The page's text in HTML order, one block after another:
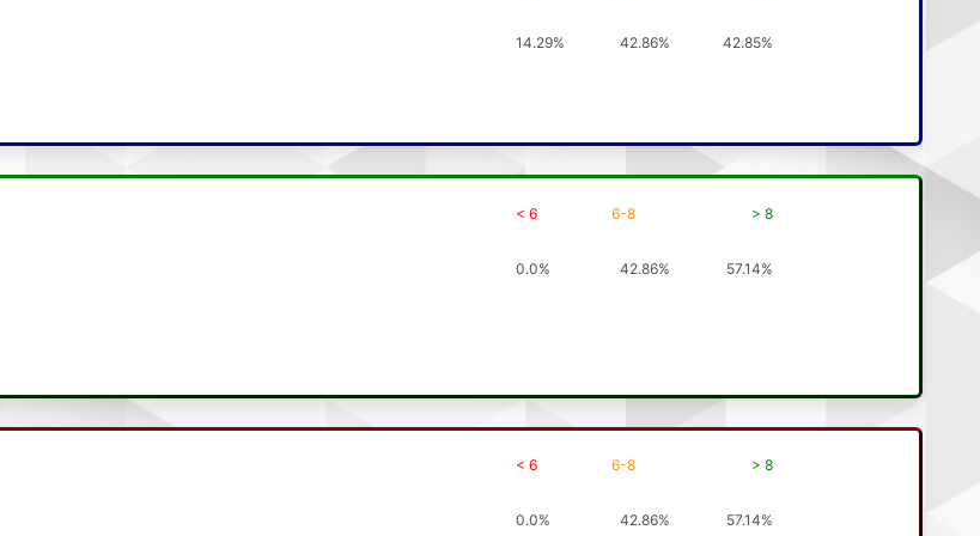
14.29% 42.86% 42.85%
< 6 6-8 > 8
0.0% 42.86% 57.14%
< 6 6-8 > 8
0.0% 42.86% 57.14%